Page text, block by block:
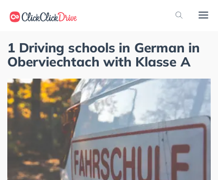
1 Driving schools in German in
Oberviechtach with Klasse A